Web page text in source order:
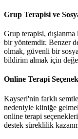
Grup Terapisi ve
Grup terapisi,
bir yöntemdir. Benzer
olmak, güvenli bir
bildirim almak için
Online Terapi
Kayseri'nin farklı
nedeniyle kliniğe
online terapi
destek süreklilik